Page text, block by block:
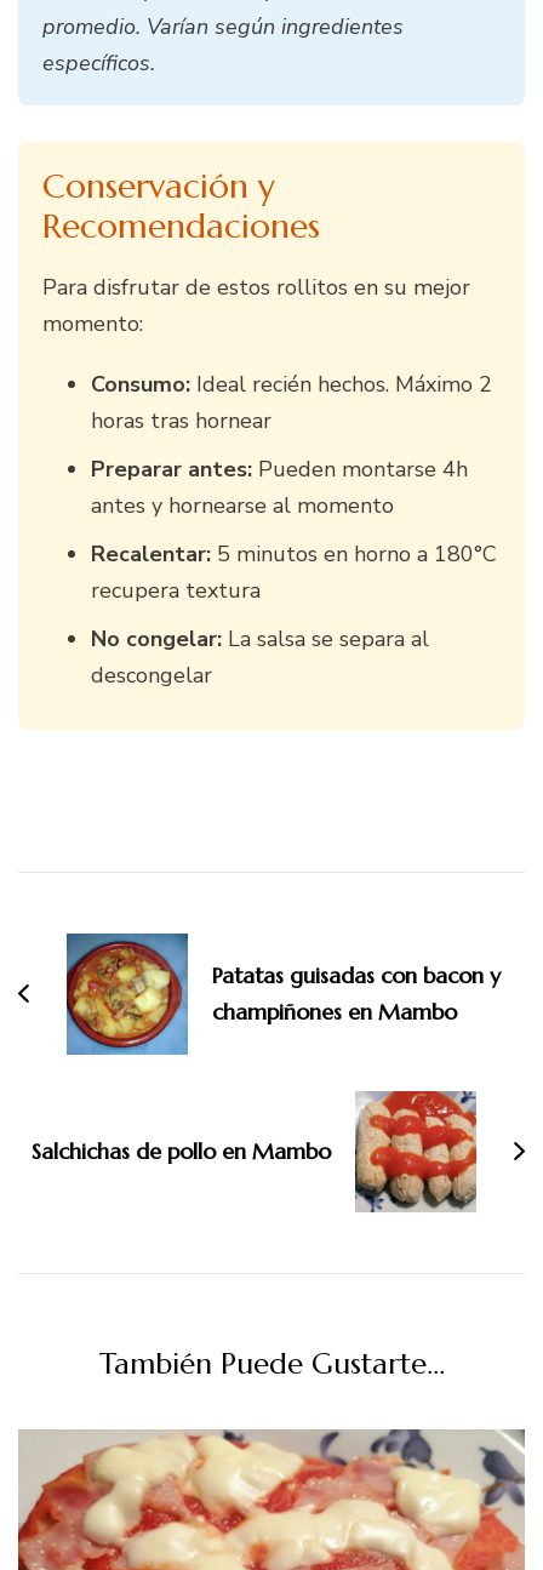
promedio. Varían según ingredientes
específicos.
Conservación y
Recomendaciones
Para disfrutar de estos rollitos en su mejor
momento:
Consumo: Ideal recién hechos. Máximo 2
horas tras hornear
Preparar antes: Pueden montarse 4h
antes y hornearse al momento
Recalentar: 5 minutos en horno a 180°C
recupera textura
No congelar: La salsa se separa al
descongelar
entradas
Patatas guisadas con bacon y
champiñones en Mambo
Salchichas de pollo en Mambo
También Puede Gustarte...